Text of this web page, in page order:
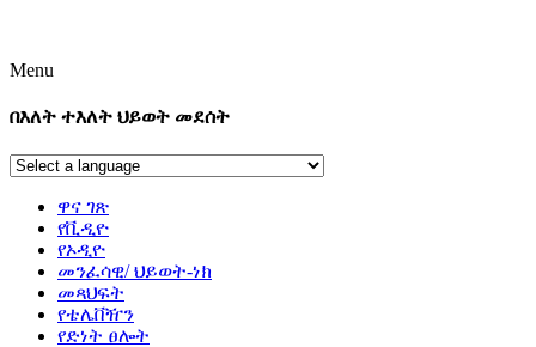
Menu
በእለት ተእለት ህይወት መደሰት
ዋና ገጽ
የቪዲዮ
የኦዲዮ
መንፈሳዊ/ ህይወት-ነክ
መጻህፍት
የቴሌቨዥን
የድነት ፀሎት